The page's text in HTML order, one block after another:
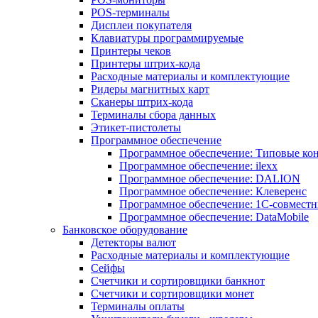
POS-терминалы
Дисплеи покупателя
Клавиатуры программируемые
Принтеры чеков
Принтеры штрих-кода
Расходные материалы и комплектующие
Ридеры магнитных карт
Сканеры штрих-кода
Терминалы сбора данных
Этикет-пистолеты
Программное обеспечение
Программное обеспечение: Типовые
Программное обеспечение: ilexx
Программное обеспечение: DALION
Программное обеспечение: Клеверенс
Программное обеспечение: 1С-
Программное обеспечение: DataMobile
Банковское оборудование
Детекторы валют
Расходные материалы и комплектующие
Сейфы
Счетчики и сортировщики банкнот
Счетчики и сортировщики монет
Терминалы оплаты